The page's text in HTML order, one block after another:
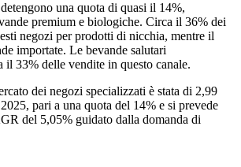
una quota di quasi il 14%,
premium e biologiche. Circa il 36% dei
negozi per prodotti di nicchia, mentre il
importate. Le bevande salutari
il 33% delle vendite in questo canale.
dei negozi specializzati è stata di 2,99
pari a una quota del 14% e si prevede
del 5,05% guidato dalla domanda di